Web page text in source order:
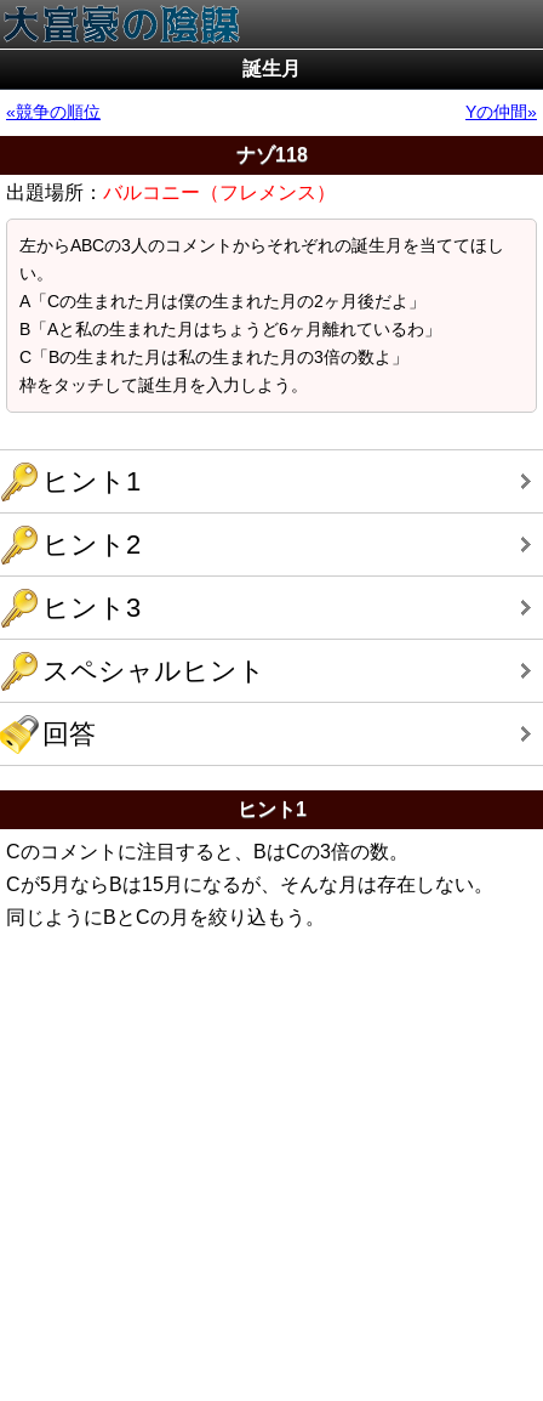
誕生月
競争の順位 Yの仲間
ナゾ118
出題場所： バルコニー（フレメンス）
左からABCの3人のコメントからそれぞれの誕生月を当ててほし
い。
A「Cの生まれた月は僕の生まれた月の2ヶ月後だよ」
B「Aと私の生まれた月はちょうど6ヶ月離れているわ」
C「Bの生まれた月は私の生まれた月の3倍の数よ」
枠をタッチして誕生月を入力しよう。
ヒント1
ヒント2
ヒント3
スペシャルヒント
回答
ヒント1
Cのコメントに注目すると、BはCの3倍の数。
Cが5月ならBは15月になるが、そんな月は存在しない。
同じようにBとCの月を絞り込もう。